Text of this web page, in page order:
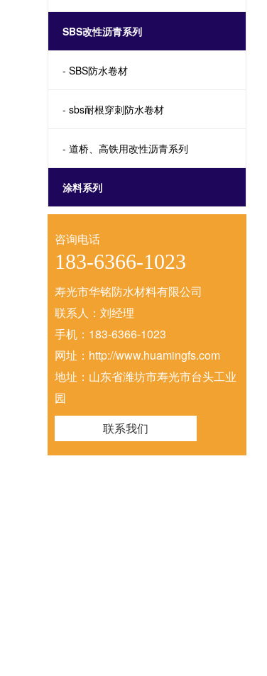
SBS改性沥青系列
- SBS防水卷材
- sbs耐根穿刺防水卷材
- 道桥、高铁用改性沥青系列
涂料系列
咨询电话
183-6366-1023
寿光市华铭防水材料有限公司
联系人：刘经理
手机：183-6366-1023
网址：http://www.huamingfs.com
地址：山东省潍坊市寿光市台头工业
园
联系我们